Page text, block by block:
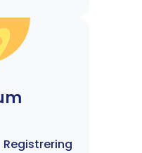
Registrering